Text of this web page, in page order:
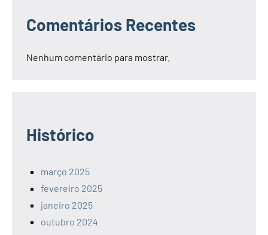
Comentários Recentes
Nenhum comentário para mostrar.
Histórico
março 2025
fevereiro 2025
janeiro 2025
outubro 2024